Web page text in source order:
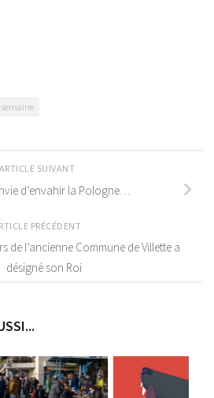
ARTICLE SUIVANT
d’envahir la Pologne…
PRÉCÉDENT
de l’ancienne Commune de Villette a
désigné son Roi